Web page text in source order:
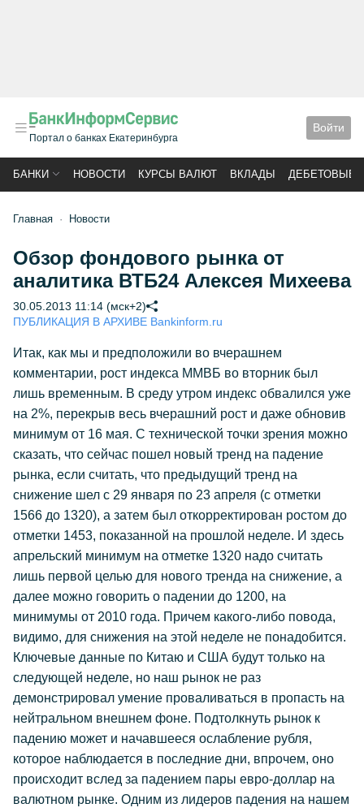
Портал о банках Екатеринбурга
Войти
БАНКИ НОВОСТИ КУРСЫ ВАЛЮТ ВКЛАДЫ ДЕБЕТОВЫЕ
Главная Новости
Обзор фондового рынка от
аналитика ВТБ24 Алексея Михеева
30.05.2013 11:14 (мск+2)
ПУБЛИКАЦИЯ В АРХИВЕ Bankinform.ru
Итак, как мы и предположили во вчерашнем
комментарии, рост индекса ММВБ во вторник был
лишь временным. В среду утром индекс обвалился уже
на 2%, перекрыв весь вчерашний рост и даже обновив
минимум от 16 мая. С технической точки зрения можно
сказать, что сейчас пошел новый тренд на падение
рынка, если считать, что предыдущий тренд на
снижение шел с 29 января по 23 апреля (с отметки
1566 до 1320), а затем был откорректирован ростом до
отметки 1453, показанной на прошлой неделе. И здесь
апрельский минимум на отметке 1320 надо считать
лишь первой целью для нового тренда на снижение, а
далее можно говорить о падении до 1200, на
минимумы от 2010 года. Причем какого-либо повода,
видимо, для снижения на этой неделе не понадобится.
Ключевые данные по Китаю и США будут только на
следующей неделе, но наш рынок не раз
демонстрировал умение проваливаться в пропасть на
нейтральном внешнем фоне. Подтолкнуть рынок к
падению может и начавшееся ослабление рубля,
которое наблюдается в последние дни, впрочем, оно
происходит вслед за падением пары евро-доллар на
валютном рынке. Одним из лидеров падения на нашем